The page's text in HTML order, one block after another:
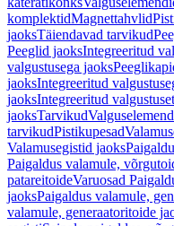
komplektidMagnettahvlid
jaoksTäiendavad tarvikud
Peeglid jaoksIntegreeritud
valgustusega jaoks
jaoksIntegreeritud
jaoksIntegreeritud
jaoksTarvikud
tarvikudPistikupesad
Valamusegistid jaoks
Paigaldus valamule,
patareitoideVaruosad
jaoksPaigaldus valamule,
valamule, generaatoritoide